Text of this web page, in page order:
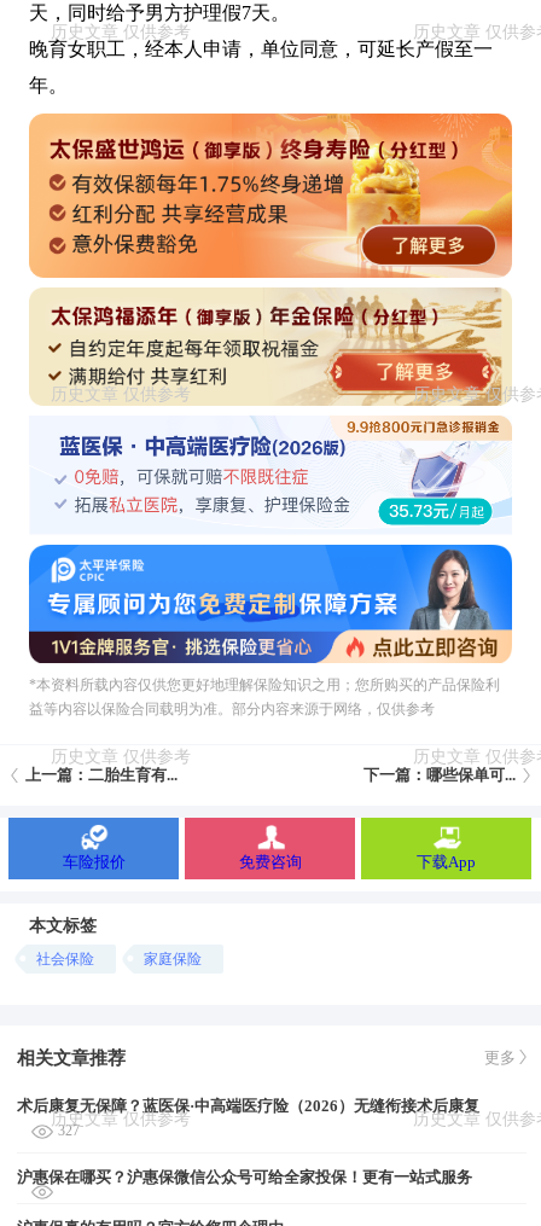
天，同时给予男方护理假7天。
晚育女职工，经本人申请，单位同意，可延长产假至一
年。
*本资料所载內容仅供您更好地理解保险知识之用；您所购买的产品保险利
益等内容以保险合同载明为准。部分内容来源于网络，仅供参考
上一篇：二胎生育有... 下一篇：哪些保单可...
车险报价 免费咨询 下载App
本文标签
社会保险 家庭保险
相关文章推荐 更多
术后康复无保障？蓝医保·中高端医疗险（2026）无缝衔接术后康复
327
沪惠保在哪买？沪惠保微信公众号可给全家投保！更有一站式服务